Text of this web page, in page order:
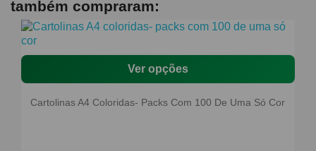
também compraram:
Ver opções
Cartolinas A4 Coloridas- Packs Com 100 De Uma Só Cor